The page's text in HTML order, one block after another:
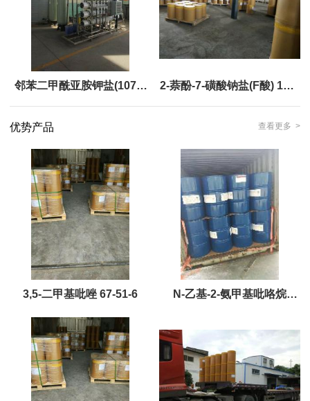
邻苯二甲酰亚胺钾盐(1074- 2-萘酚-7-磺酸钠盐(F酸) 135-
优势产品 查看更多 >
3,5-二甲基吡唑 67-51-6 N-乙基-2-氨甲基吡咯烷
品，现货优势供应